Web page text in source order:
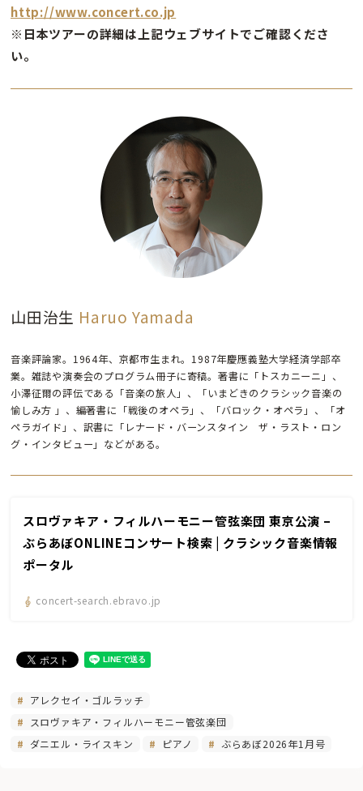
http://www.concert.co.jp
※日本ツアーの詳細は上記ウェブサイトでご確認くださ
い。
山田治生 Haruo Yamada
音楽評論家。1964年、京都市生まれ。1987年慶應義塾大学経済学部卒
業。雑誌や演奏会のプログラム冊子に寄稿。著書に「トスカニーニ」、
小澤征爾の評伝である「音楽の旅人」、「いまどきのクラシック音楽の
愉しみ方 」、編著書に「戦後のオペラ」、「バロック・オペラ」、「オ
ペラガイド」、訳書に「レナード・バーンスタイン ザ・ラスト・ロン
グ・インタビュー」などがある。
スロヴァキア・フィルハーモニー管弦楽団 東京公演 –
ぶらあぼONLINEコンサート検索 | クラシック音楽情報
ポータル
concert-search.ebravo.jp
アレクセイ・ゴルラッチ
スロヴァキア・フィルハーモニー管弦楽団
ダニエル・ライスキン
ピアノ ぶらあぼ2026年1月号